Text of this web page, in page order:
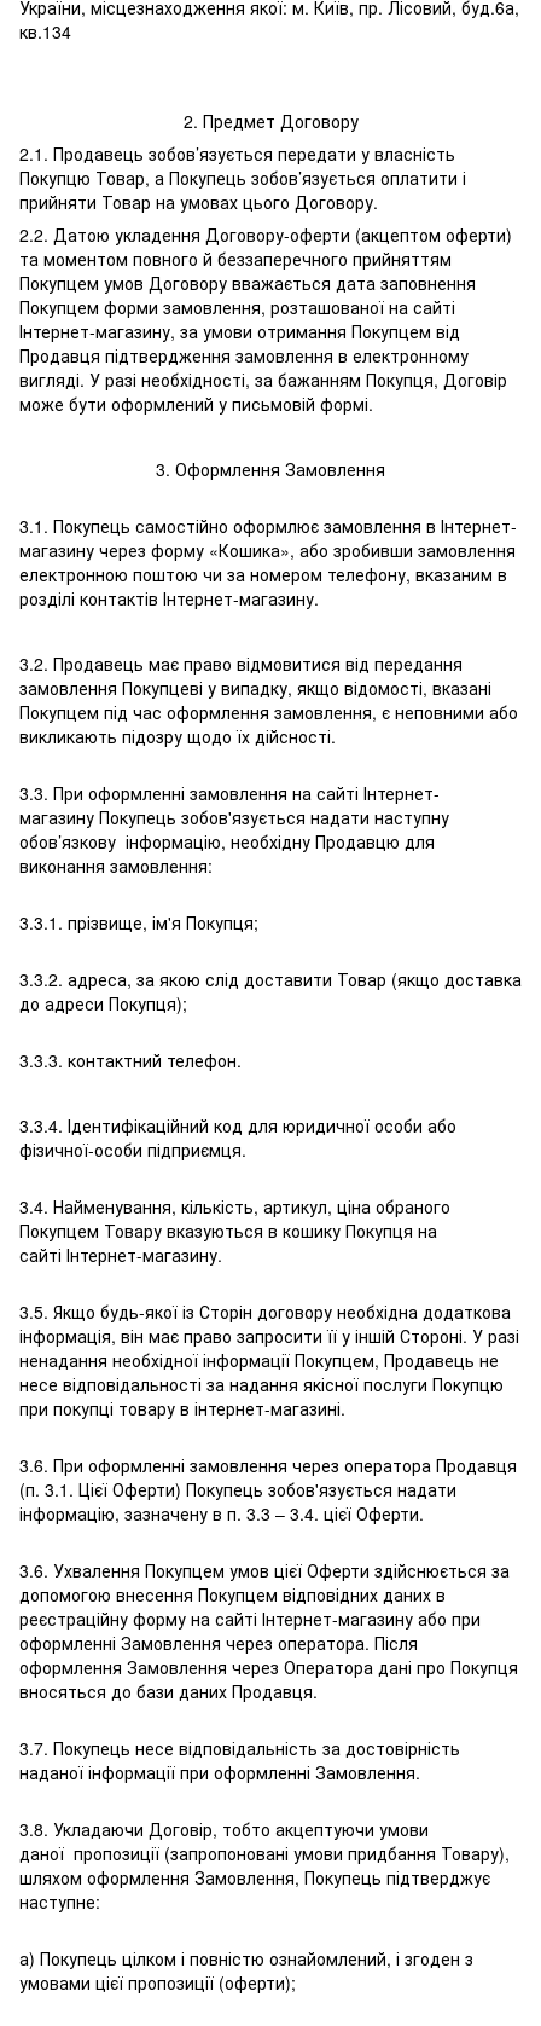
України, місцезнаходження якої: м. Київ, пр. Лісовий, буд.6а,
кв.134
2. Предмет Договору
2.1. Продавець зобов’язується передати у власність
Покупцю Товар, а Покупець зобов’язується оплатити і
прийняти Товар на умовах цього Договору.
2.2. Датою укладення Договору-оферти (акцептом оферти)
та моментом повного й беззаперечного прийняттям
Покупцем умов Договору вважається дата заповнення
Покупцем форми замовлення, розташованої на сайті
Інтернет-магазину, за умови отримання Покупцем від
Продавця підтвердження замовлення в електронному
вигляді. У разі необхідності, за бажанням Покупця, Договір
може бути оформлений у письмовій формі.
3. Оформлення Замовлення
3.1. Покупець самостійно оформлює замовлення в Інтернет-
магазину через форму «Кошика», або зробивши замовлення
електронною поштою чи за номером телефону, вказаним в
розділі контактів Інтернет-магазину.
3.2. Продавець має право відмовитися від передання
замовлення Покупцеві у випадку, якщо відомості, вказані
Покупцем під час оформлення замовлення, є неповними або
викликають підозру щодо їх дійсності.
3.3. При оформленні замовлення на сайті Інтернет-
магазину Покупець зобов'язується надати наступну
обов’язкову інформацію, необхідну Продавцю для
виконання замовлення:
3.3.1. прізвище, ім'я Покупця;
3.3.2. адреса, за якою слід доставити Товар (якщо доставка
до адреси Покупця);
3.3.3. контактний телефон.
3.3.4. Ідентифікаційний код для юридичної особи або
фізичної-особи підприємця.
3.4. Найменування, кількість, артикул, ціна обраного
Покупцем Товару вказуються в кошику Покупця на
сайті Інтернет-магазину.
3.5. Якщо будь-якої із Сторін договору необхідна додаткова
інформація, він має право запросити її у іншій Стороні. У разі
ненадання необхідної інформації Покупцем, Продавець не
несе відповідальності за надання якісної послуги Покупцю
при покупці товару в інтернет-магазині.
3.6. При оформленні замовлення через оператора Продавця
(п. 3.1. Цієї Оферти) Покупець зобов'язується надати
інформацію, зазначену в п. 3.3 – 3.4. цієї Оферти.
3.6. Ухвалення Покупцем умов цієї Оферти здійснюється за
допомогою внесення Покупцем відповідних даних в
реєстраційну форму на сайті Інтернет-магазину або при
оформленні Замовлення через оператора. Після
оформлення Замовлення через Оператора дані про Покупця
вносяться до бази даних Продавця.
3.7. Покупець несе відповідальність за достовірність
наданої інформації при оформленні Замовлення.
3.8. Укладаючи Договір, тобто акцептуючи умови
даної пропозиції (запропоновані умови придбання Товару),
шляхом оформлення Замовлення, Покупець підтверджує
наступне:
а) Покупець цілком і повністю ознайомлений, і згоден з
умовами цієї пропозиції (оферти);